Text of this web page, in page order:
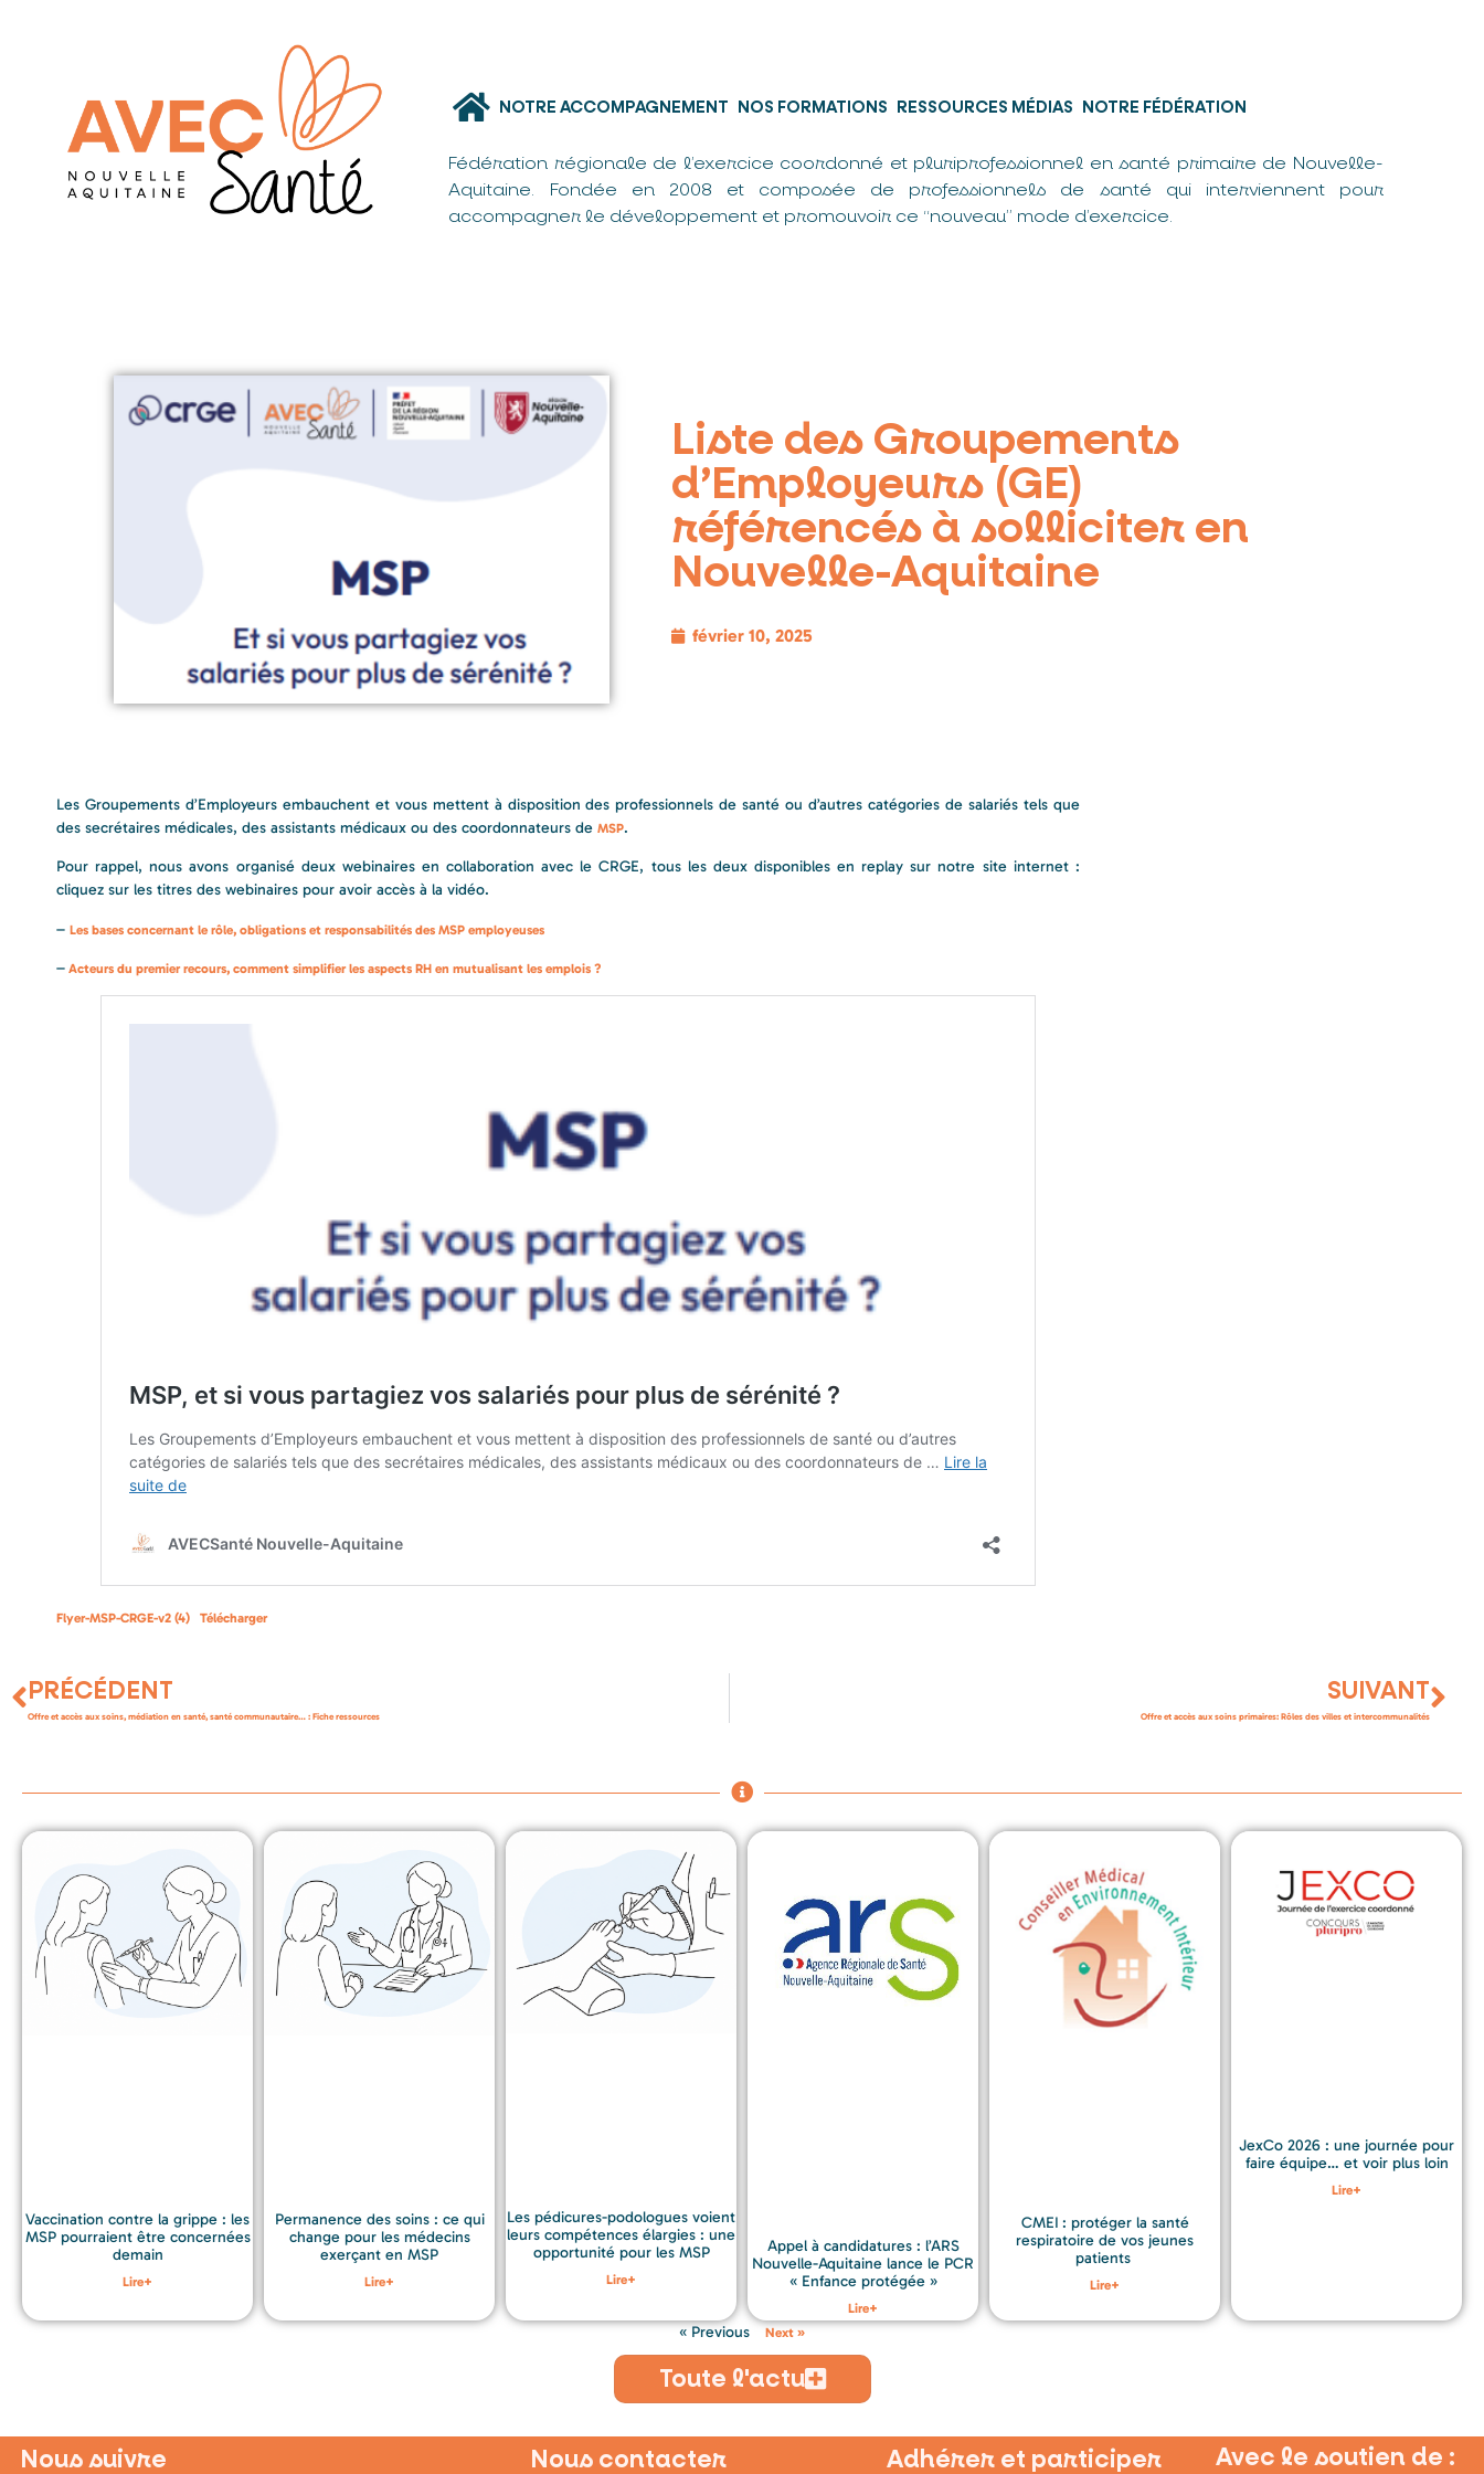
NOTRE ACCOMPAGNEMENT NOS FORMATIONS RESSOURCES MÉDIAS NOTRE FÉDÉRATION
Fédération régionale de l’exercice coordonné et pluriprofessionnel en santé primaire de Nouvelle-
Aquitaine. Fondée en 2008 et composée de professionnels de santé qui interviennent pour
accompagner le développement et promouvoir ce “nouveau” mode d’exercice.
Liste des Groupements
d’Employeurs (GE)
référencés à solliciter en
Nouvelle-Aquitaine
février 10, 2025
Les Groupements d’Employeurs embauchent et vous mettent à disposition des professionnels de santé ou d’autres catégories de salariés tels que
des secrétaires médicales, des assistants médicaux ou des coordonnateurs de MSP.
Pour rappel, nous avons organisé deux webinaires en collaboration avec le CRGE, tous les deux disponibles en replay sur notre site internet :
cliquez sur les titres des webinaires pour avoir accès à la vidéo.
– Les bases concernant le rôle, obligations et responsabilités des MSP employeuses
– Acteurs du premier recours, comment simplifier les aspects RH en mutualisant les emplois ?
Flyer-MSP-CRGE-v2 (4) Télécharger
PRÉCÉDENT
Offre et accès aux soins, médiation en santé, santé communautaire… : Fiche ressources
SUIVANT
Offre et accès aux soins primaires: Rôles des villes et intercommunalités
Vaccination contre la grippe : les
MSP pourraient être concernées
demain
Lire+
Permanence des soins : ce qui
change pour les médecins
exerçant en MSP
Lire+
Les pédicures-podologues voient
leurs compétences élargies : une
opportunité pour les MSP
Lire+
Appel à candidatures : l’ARS
Nouvelle-Aquitaine lance le PCR
« Enfance protégée »
Lire+
CMEI : protéger la santé
respiratoire de vos jeunes
patients
Lire+
JexCo 2026 : une journée pour
faire équipe… et voir plus loin
Lire+
« Previous Next »
Toute l'actu
Nous suivre Nous contacter Adhérer et participer Avec le soutien de :